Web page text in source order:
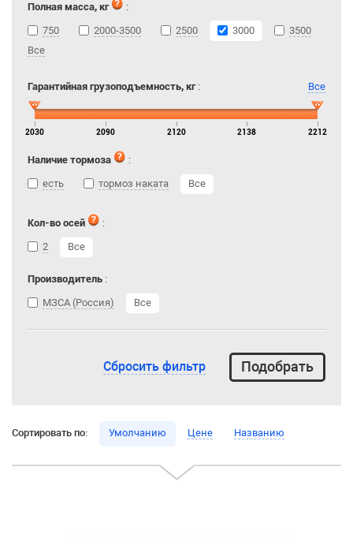
Полная масса, кг
:
750
2000-3500 2500 3000
3500
Все
Гарантийная грузоподъемность, кг: Все
2030 2090 2120 2138 2212
Наличие тормоза
:
есть
тормоз наката Все
Кол-во осей
:
2
Все
Производитель :
МЗСА (Россия)
Все
Сбросить фильтр
Сортировать по: Умолчанию Цене Названию